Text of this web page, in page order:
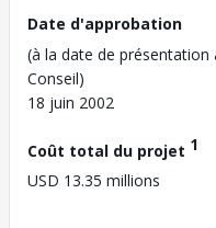
Date d'approbation
(à la date de présentation
Conseil)
18 juin 2002
Coût total du projet 1
USD 13.35 millions